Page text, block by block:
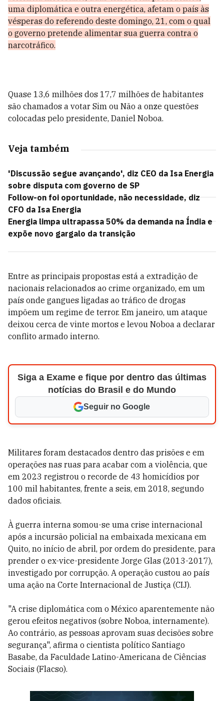
uma diplomática e outra energética, afetam o país às
vésperas do referendo deste domingo, 21, com o qual
o governo pretende alimentar sua guerra contra o
narcotráfico.
Quase 13,6 milhões dos 17,7 milhões de habitantes
são chamados a votar Sim ou Não a onze questões
colocadas pelo presidente, Daniel Noboa.
Veja também
'Discussão segue avançando', diz CEO da Isa Energia
sobre disputa com governo de SP
Follow-on foi oportunidade, não necessidade, diz
CFO da Isa Energia
Energia limpa ultrapassa 50% da demanda na Índia e
expõe novo gargalo da transição
Entre as principais propostas está a extradição de
nacionais relacionados ao crime organizado, em um
país onde gangues ligadas ao tráfico de drogas
impõem um regime de terror. Em janeiro, um ataque
deixou cerca de vinte mortos e levou Noboa a declarar
conflito armado interno.
Siga a Exame e fique por dentro das últimas
notícias do Brasil e do Mundo
Seguir no Google
Militares foram destacados dentro das prisões e em
operações nas ruas para acabar com a violência, que
em 2023 registrou o recorde de 43 homicídios por
100 mil habitantes, frente a seis, em 2018, segundo
dados oficiais.
À guerra interna somou-se uma crise internacional
após a incursão policial na embaixada mexicana em
Quito, no início de abril, por ordem do presidente, para
prender o ex-vice-presidente Jorge Glas (2013-2017),
investigado por corrupção. A operação custou ao país
uma ação na Corte Internacional de Justiça (CIJ).
"A crise diplomática com o México aparentemente não
gerou efeitos negativos (sobre Noboa, internamente).
Ao contrário, as pessoas aprovam suas decisões sobre
segurança", afirma o cientista político Santiago
Basabe, da Faculdade Latino-Americana de Ciências
Sociais (Flacso).